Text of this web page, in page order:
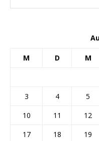
M D M
3
4 5
10
11 12
17
18 19